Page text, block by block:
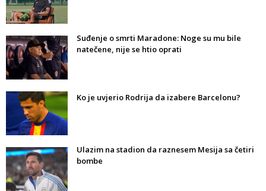
Suđenje o smrti Maradone: Noge su mu bile
natečene, nije se htio oprati
Ko je uvjerio Rodrija da izabere Barcelonu?
Ulazim na stadion da raznesem Mesija sa četiri
bombe